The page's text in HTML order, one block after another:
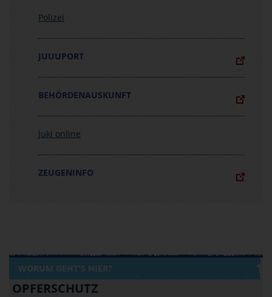
Polizei
JUUUPORT
BEHÖRDENAUSKUNFT
Juki online
ZEUGENINFO
WORUM GEHT'S HIER?
OPFERSCHUTZ